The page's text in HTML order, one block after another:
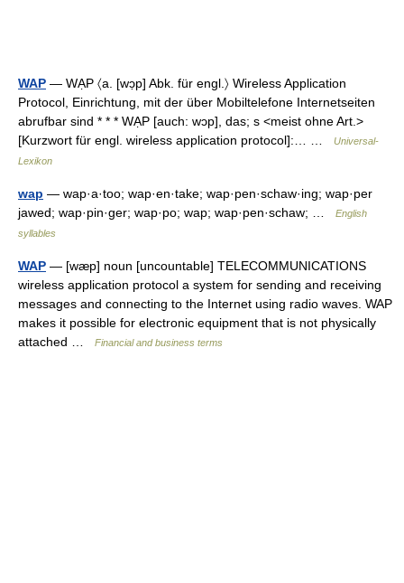
WAP — WẠP 〈a. [wɔ̣p] Abk. für engl.〉 Wireless Application
Protocol, Einrichtung, mit der über Mobiltelefone Internetseiten
abrufbar sind * * * WẠP [auch: wɔp], das; s <meist ohne Art.>
[Kurzwort für engl. wireless application protocol]:… …
Universal-
Lexikon
wap — wap·a·too; wap·en·take; wap·pen·schaw·ing; wap·per
jawed; wap·pin·ger; wap·po; wap; wap·pen·schaw; …
English
syllables
WAP — [wæp] noun [uncountable] TELECOMMUNICATIONS
wireless application protocol a system for sending and receiving
messages and connecting to the Internet using radio waves. WAP
makes it possible for electronic equipment that is not physically
attached …
Financial and business terms